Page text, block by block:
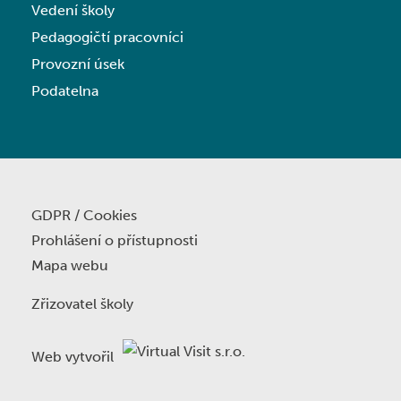
Vedení školy
Pedagogičtí pracovníci
Provozní úsek
Podatelna
GDPR / Cookies
Prohlášení o přístupnosti
Mapa webu
Zřizovatel školy
Web vytvořil